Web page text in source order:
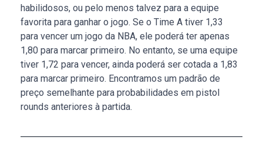
habilidosos, ou pelo menos talvez para a equipe
favorita para ganhar o jogo. Se o Time A tiver 1,33
para vencer um jogo da NBA, ele poderá ter apenas
1,80 para marcar primeiro. No entanto, se uma equipe
tiver 1,72 para vencer, ainda poderá ser cotada a 1,83
para marcar primeiro. Encontramos um padrão de
preço semelhante para probabilidades em pistol
rounds anteriores à partida.